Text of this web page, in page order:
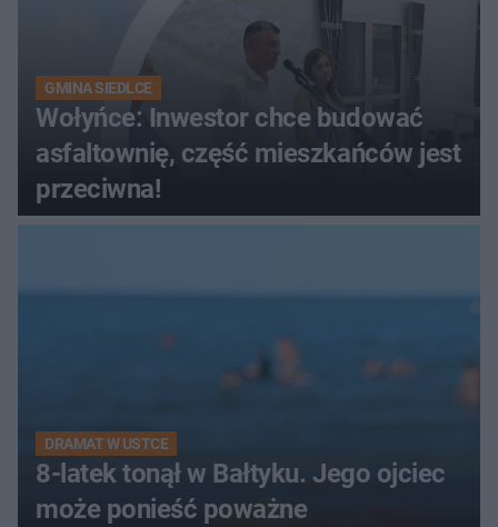
GMINA SIEDLCE
Wołyńce: Inwestor chce budować
asfaltownię, część mieszkańców jest
przeciwna!
DRAMAT W USTCE
8-latek tonął w Bałtyku. Jego ojciec
może ponieść poważne